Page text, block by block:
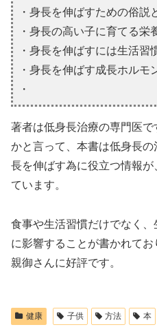
・身長を伸ばすための俗説
・身長の高い子に育てる栄
・身長を伸ばすには生活習
・身長を伸ばす成長ホルモ
・
著者は低身長治療の専門医で
かと言って、本書は低身長
長を伸ばす為に役立つ情報
ています。
食事や生活習慣だけでなく
に影響することが書かれて
親御さんに好評です。
健康 子供 方法 本